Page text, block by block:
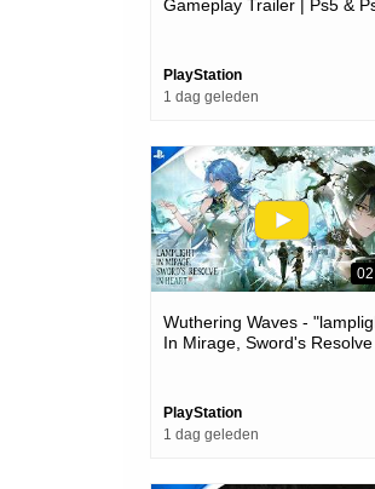
Gameplay Trailer | Ps5 &
PlayStation
1 dag geleden
Wuthering Waves -
In Mirage, Sword's
PlayStation
1 dag geleden